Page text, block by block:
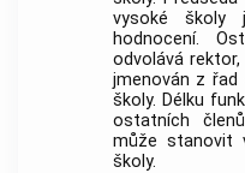
vysoké školy
hodnocení.
odvolává
jmenován z řad
školy. Délku
ostatních
může stanovit
školy.